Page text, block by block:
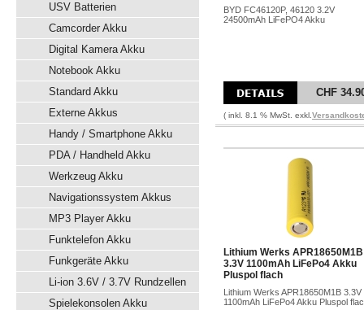
USV Batterien
Camcorder Akku
Digital Kamera Akku
Notebook Akku
Standard Akku
Externe Akkus
Handy / Smartphone Akku
PDA / Handheld Akku
Werkzeug Akku
Navigationssystem Akkus
MP3 Player Akku
Funktelefon Akku
Funkgeräte Akku
Li-ion 3.6V / 3.7V Rundzellen
Spielekonsolen Akku
BYD FC46120P, 46120 3.2V
24500mAh LiFePO4 Akku
CHF
( inkl. 8.1 % MwSt. exkl.
Lithium Werks APR18650M1B
3.3V 1100mAh LiFePo4 Akku
Pluspol flach
Lithium Werks APR18650M1B 3.3V
1100mAh LiFePo4 Akku Pluspol